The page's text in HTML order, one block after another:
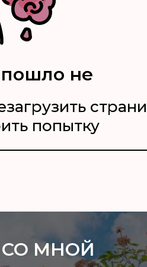
попытку
пошло не
СО МНОЙ